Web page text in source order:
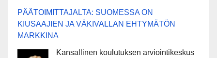
PÄÄTOIMITTAJALTA: SUOMESSA ON
KIUSAAJIEN JA VÄKIVALLAN EHTYMÄTÖN
MARKKINA
Kansallinen koulutuksen arviointikeskus